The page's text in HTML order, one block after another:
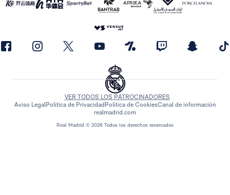
Real Madrid © 2026 Todos los derechos reservados
VER TODOS LOS PATROCINADORES
Aviso LegalPolítica de Privacidad Política de CookiesCanal de información
realmadrid.com